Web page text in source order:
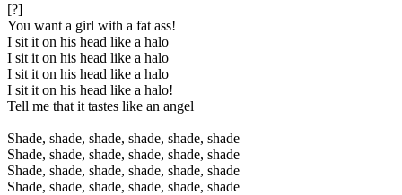
[?]
You want a girl with a fat ass!
I sit it on his head like a halo
I sit it on his head like a halo
I sit it on his head like a halo
I sit it on his head like a halo!
Tell me that it tastes like an angel
Shade, shade, shade, shade, shade, shade
Shade, shade, shade, shade, shade, shade
Shade, shade, shade, shade, shade, shade
Shade, shade, shade, shade, shade, shade